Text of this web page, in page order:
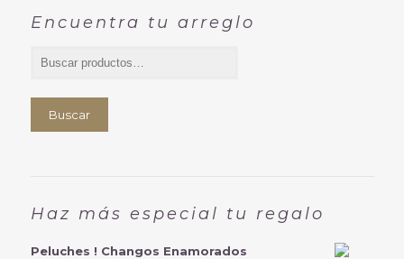
Encuentra tu arreglo
Buscar
Haz más especial tu regalo
Peluches ! Changos Enamorados